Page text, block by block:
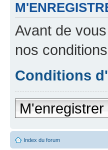
Avant de
nos
Conditions
M'enregistrer
Index du forum